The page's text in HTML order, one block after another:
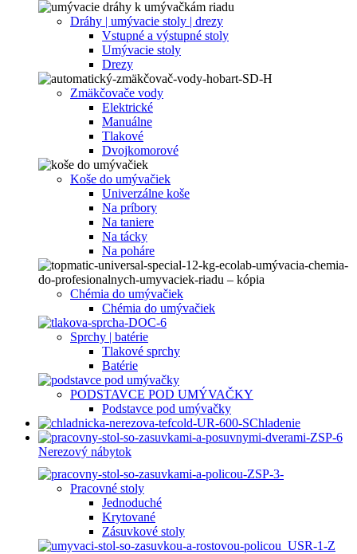
Dráhy | umývacie stoly | drezy
Vstupné a výstupné stoly
Umývacie stoly
Drezy
Zmäkčovače vody
Elektrické
Manuálne
Tlakové
Dvojkomorové
Koše do umývačiek
Univerzálne koše
Na príbory
Na taniere
Na tácky
Na poháre
Chémia do umývačiek
Chémia do umývačiek
Sprchy | batérie
Tlakové sprchy
Batérie
PODSTAVCE POD UMÝVAČKY
Podstavce pod umývačky
Chladenie
Nerezový nábytok
Pracovné stoly
Jednoduché
Krytované
Zásuvkové stoly